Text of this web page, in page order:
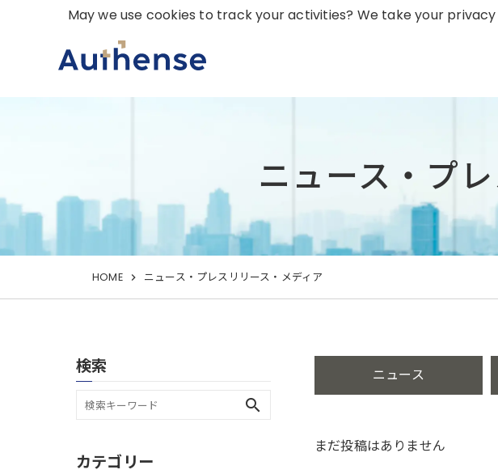
ニュース・プ
HOME ニュース・プレスリリース・メディア
ニュース
まだ投稿はありません
検索
search
カテゴリー
May we use cookies to track your activities? We take your